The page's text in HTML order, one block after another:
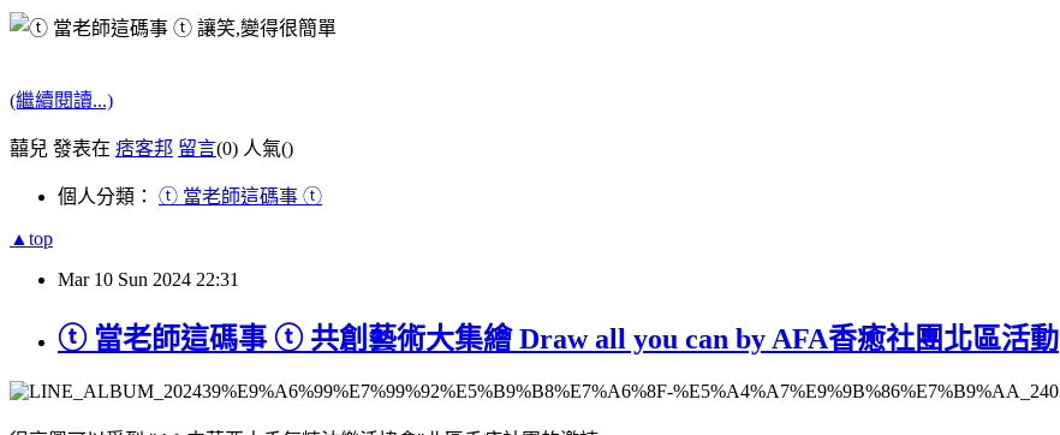
(繼續閱讀...)
囍兒 發表在 痞客邦 留言(0) 人氣()
個人分類： ⓣ 當老師這碼事 ⓣ
▲top
Mar 10 Sun 2024 22:31
ⓣ 當老師這碼事 ⓣ 共創藝術大集繪 Draw all you can by AFA香癒社團北區活動